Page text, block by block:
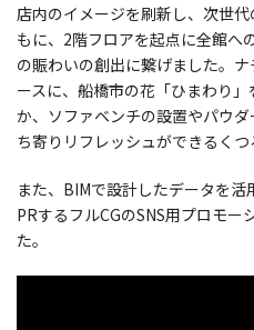
店内のイメージを刷新し、次世
もに、2階フロアを起点に全館へ
の賑わいの創出に繋げました。
ースに、船橋市の花「ひまわり
か、ソファベンチの設置やパウ
ち寄りリフレッシュができるくつ
また、BIMで設計したデータを
PRするフルCGのSNS用プロモー
た。